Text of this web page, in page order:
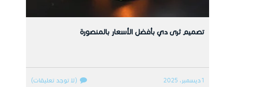
تصميم ثرى دي بأفضل الأسعار بالمنصورة
1 ديسمبر، 2025 (لا توجد تعليقات)